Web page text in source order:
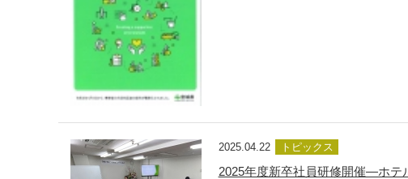
2025.04.22 トピックス
2025年度新卒社員研修開催―ホテ